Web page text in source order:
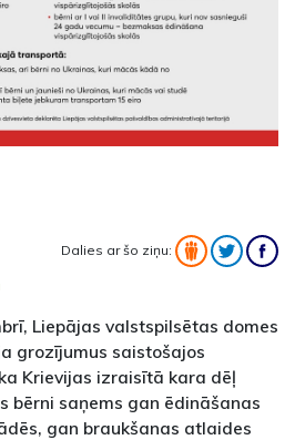
Dalies ar šo ziņu:
Liepājas valstspilsētas domes
grozījumus saistošajos
Krievijas izraisītā kara dēļ
bērni saņems gan ēdināšanas
gan braukšanas atlaides